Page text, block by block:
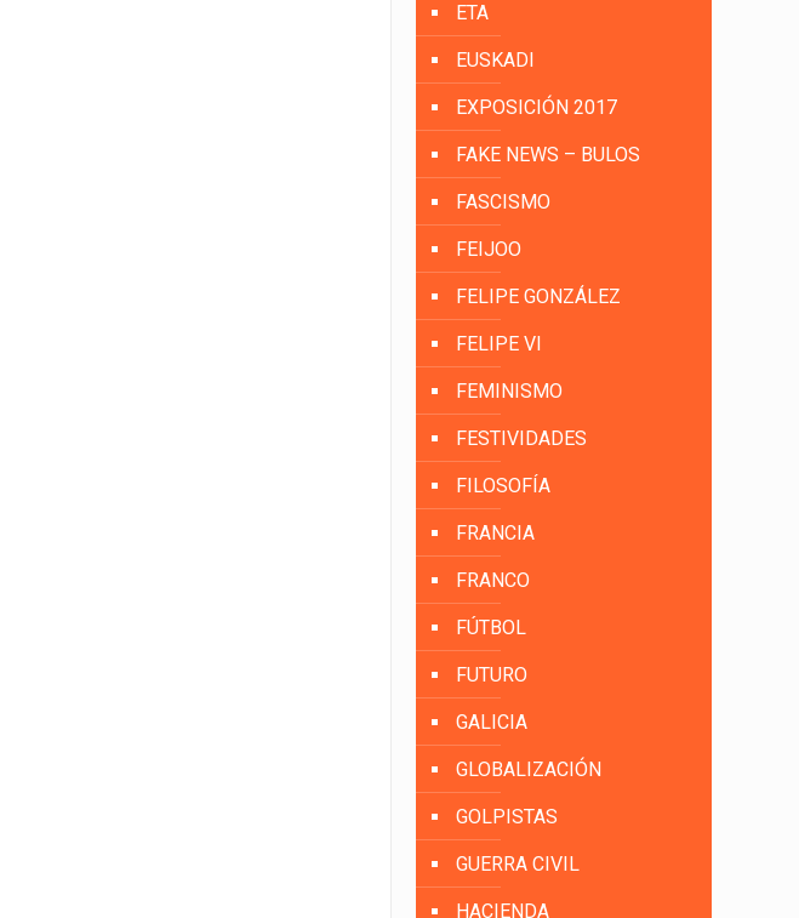
ETA
EUSKADI
EXPOSICIÓN 2017
FAKE NEWS – BULOS
FASCISMO
FEIJOO
FELIPE GONZÁLEZ
FELIPE VI
FEMINISMO
FESTIVIDADES
FILOSOFÍA
FRANCIA
FRANCO
FÚTBOL
FUTURO
GALICIA
GLOBALIZACIÓN
GOLPISTAS
GUERRA CIVIL
HACIENDA